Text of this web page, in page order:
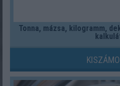
Tonna, mázsa, kilogramm,